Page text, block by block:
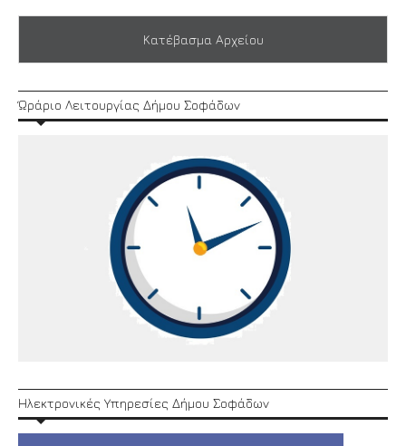
Κατέβασμα Αρχείου
Ώράριο Λειτουργίας Δήμου Σοφάδων
Ηλεκτρονικές Υπηρεσίες Δήμου Σοφάδων